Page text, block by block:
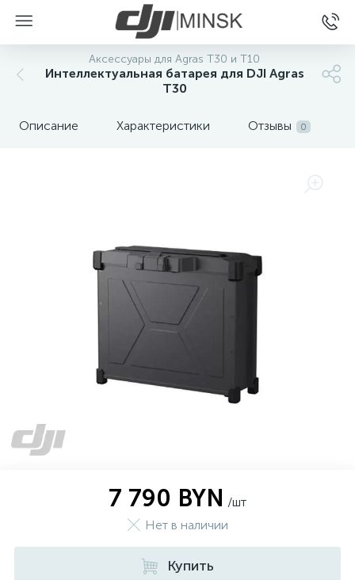
Аксессуары для Agras T30 и T10
Интеллектуальная батарея для DJI Agras
T30
Описание Характеристики Отзывы 0
7 790 BYN /шт
Нет в наличии
Купить